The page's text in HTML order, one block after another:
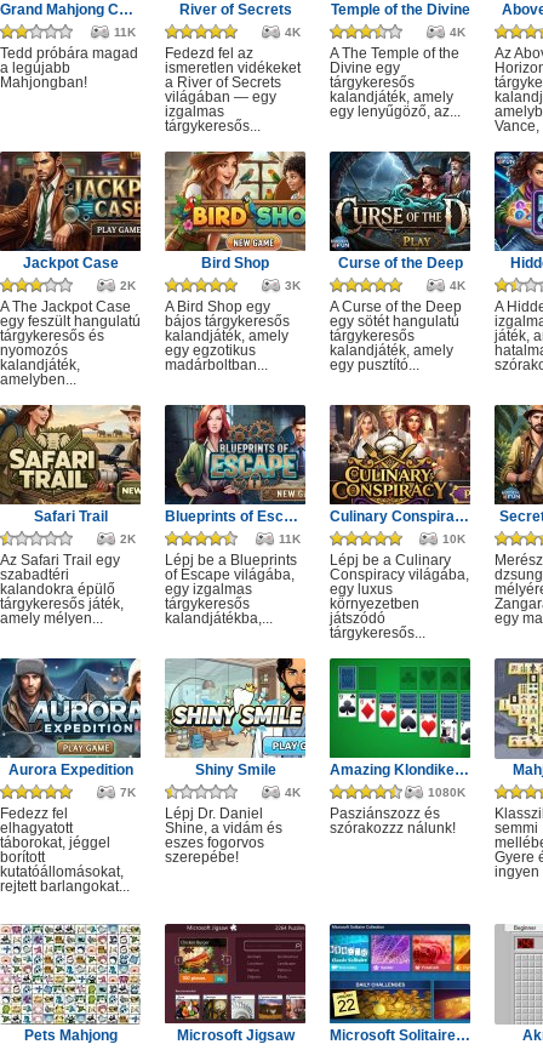
Grand Mahjong Connect
11K
Tedd próbára magad
a legújabb
Mahjongban!
River of Secrets
4K
Fedezd fel az
ismeretlen vidékeket
a River of Secrets
világában — egy
izgalmas
tárgykeresős...
Temple of the Divine
4K
A The Temple of the
Divine egy
tárgykeresős
kalandjáték, amely
egy lenyűgöző, az...
Az
Vance,
Jackpot Case
2K
A The Jackpot Case
egy feszült hangulatú
tárgykeresős és
nyomozós
kalandjáték,
amelyben...
Bird Shop
3K
A Bird Shop egy
bájos tárgykeresős
kalandjáték, amely
egy egzotikus
madárboltban...
Curse of the Deep
4K
A Curse of the Deep
egy sötét hangulatú
tárgykeresős
kalandjáték, amely
egy pusztító...
A
játék,
Safari Trail
2K
Az Safari Trail egy
szabadtéri
kalandokra épülő
tárgykeresős játék,
amely mélyen...
Blueprints of Escape
11K
Lépj be a Blueprints
of Escape világába,
egy izgalmas
tárgykeresős
kalandjátékba,...
Culinary Conspiracy
10K
Lépj be a Culinary
Conspiracy világába,
egy luxus
környezetben
játszódó
tárgykeresős...
egy
Aurora Expedition
7K
Fedezz fel
elhagyatott
táborokat, jéggel
borított
kutatóállomásokat,
rejtett barlangokat...
Shiny Smile
4K
Lépj Dr. Daniel
Shine, a vidám és
eszes fogorvos
szerepébe!
Amazing Klondike Solitaire
1080K
Pasziánszozz és
szórakozzz nálunk!
semmi
Gyere
ingyen
Pets Mahjong Microsoft Jigsaw Microsoft Solitaire Collection